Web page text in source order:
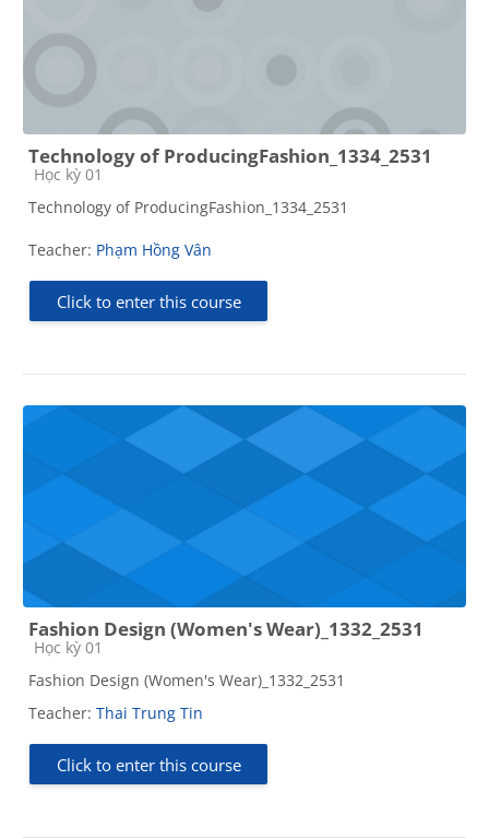
Technology of ProducingFashion_1334_2531
Course category
Học kỳ 01
Technology of ProducingFashion_1334_2531
Teacher: Phạm Hồng Vân
Click to enter this course
Fashion Design (Women's Wear)_1332_2531
Course category
Học kỳ 01
Fashion Design (Women's Wear)_1332_2531
Teacher: Thai Trung Tin
Click to enter this course